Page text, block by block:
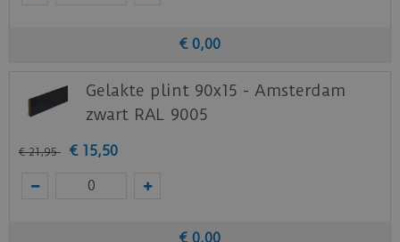
€ 0,00
Gelakte plint 90x15 - Amsterdam
zwart RAL 9005
€ 21,95 € 15,50
€ 0,00